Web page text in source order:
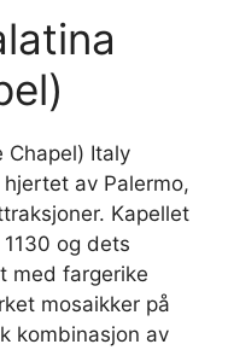
av Palermo,
Kapellet
og dets
med fargerike
mosaikker på
kombinasjon av